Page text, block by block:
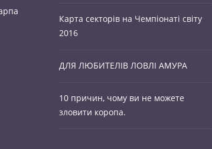
Карта секторів на Чемпіонаті світу
2016
ДЛЯ ЛЮБИТЕЛІВ ЛОВЛІ АМУРА
10 причин, чому ви не можете
зловити коропа.